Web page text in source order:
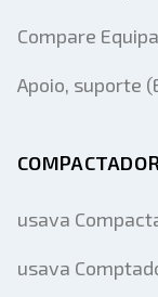
Compare
Apoio, suporte
usava
usava